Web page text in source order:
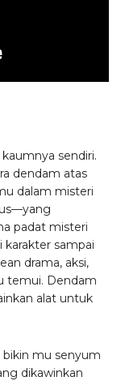
sendiri.
dendam atas
dalam misteri
padat misteri
sampai
drama, aksi,
temui. Dendam
alat untuk
bikin mu senyum
dikawinkan